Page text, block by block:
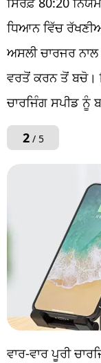
ਧਿਆਨ ਵਿੱਚ
ਅਸਲੀ ਚਾਰਜਰ
ਵਰਤੋਂ ਕਰਨ ਤੋਂ ਬਚੋ।
ਚਾਰਜਿੰਗ ਸਪੀਡ ਨੂੰ
2/ 5
ਵਾਰ-ਵਾਰ ਪੂਰੀ